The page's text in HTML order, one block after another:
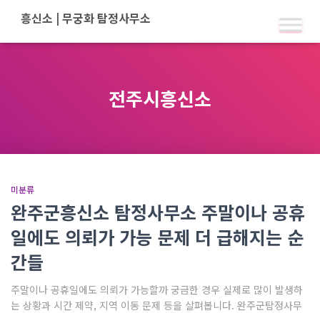
전주시흥신소
미분류
완주군흥신소 탐정사무소 주말이나 공휴
일에도 의뢰가 가능 문제 더 급해지는 순
간들
주말이나 공휴일에도 의뢰가 가능할까 궁금한 경우 실제로 많이 발생하
는 상황과 시간 제약, 지역 이동 문제 등을 살펴봅니다. 완주군탐정사무